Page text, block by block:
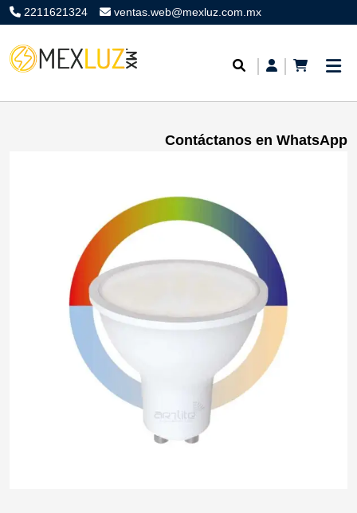
2211621324 ventas.web@mexluz.com.mx
Contáctanos en WhatsApp